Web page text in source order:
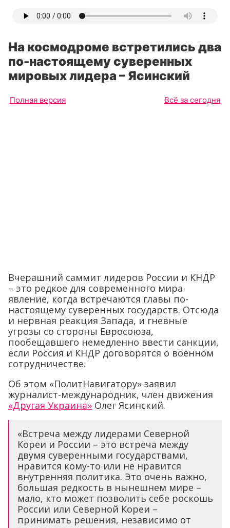
На космодроме встретились два
по-настоящему суверенных
мировых лидера – Ясинский
Полная версия Всё за сегодня
Вчерашний саммит лидеров России и КНДР
– это редкое для современного мира
явление, когда встречаются главы по-
настоящему суверенных государств. Отсюда
и нервная реакция Запада, и гневные
угрозы со стороны Евросоюза,
пообещавшего немедленно ввести санкции,
если Россия и КНДР договорятся о военном
сотрудничестве.
Об этом «ПолитНавигатору» заявил
журналист-международник, член движения
«Другая Украина» Олег Ясинский.
«Встреча между лидерами Северной
Кореи и России – это встреча между
двумя суверенными государствами,
нравится кому-то или не нравится
внутренняя политика. Это очень важно,
большая редкость в нынешнем мире –
мало, кто может позволить себе роскошь
России или Северной Кореи –
принимать решения, независимо от